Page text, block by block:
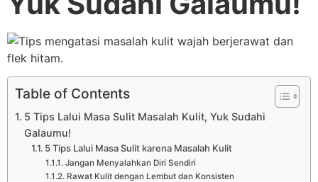
Table of Contents
5 Tips Lalui Masa Sulit Masalah Kulit, Yuk Sudahi
Galaumu!
5 Tips Lalui Masa Sulit karena Masalah Kulit
Jangan Menyalahkan Diri Sendiri
Rawat Kulit dengan Lembut dan Konsisten